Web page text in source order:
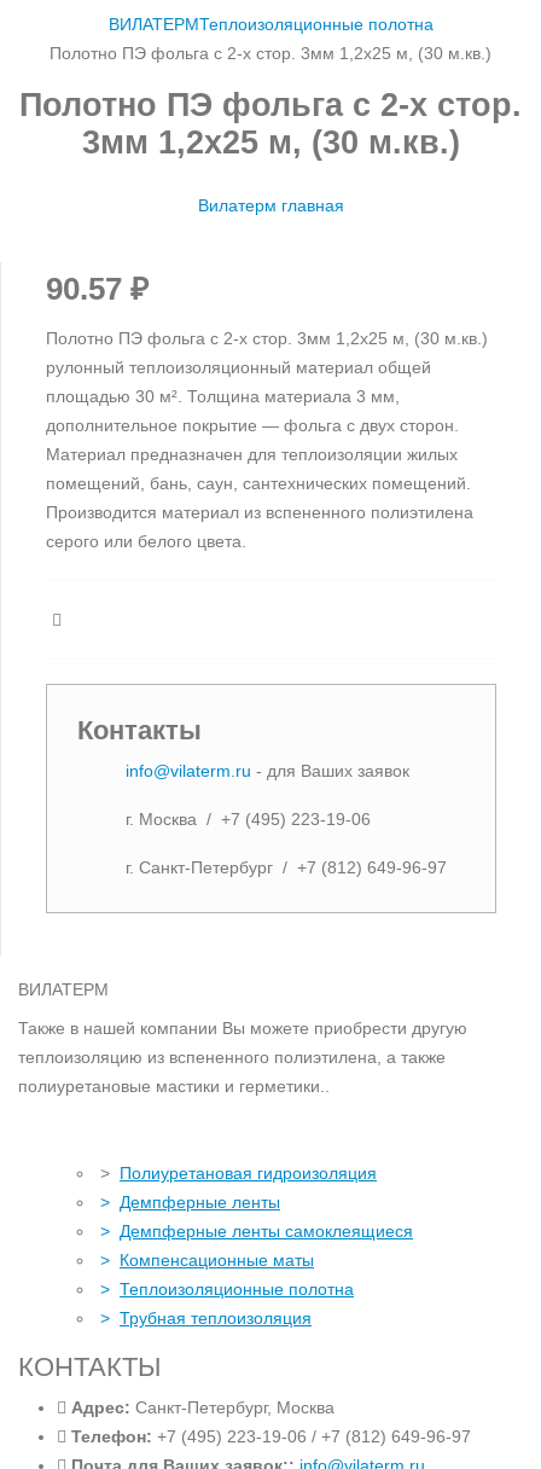
ВИЛАТЕРМТеплоизоляционные полотна
Полотно ПЭ фольга с 2-х стор. 3мм 1,2х25 м, (30 м.кв.)
Полотно ПЭ фольга с 2-х стор.
3мм 1,2х25 м, (30 м.кв.)
Вилатерм главная
90.57₽
Полотно ПЭ фольга с 2-х стор. 3мм 1,2х25 м, (30 м.кв.)
рулонный теплоизоляционный материал общей
площадью 30 м². Толщина материала 3 мм,
дополнительное покрытие — фольга с двух сторон.
Материал предназначен для теплоизоляции жилых
помещений, бань, саун, сантехнических помещений.
Производится материал из вспененного полиэтилена
серого или белого цвета.
Контакты
info@vilaterm.ru - для Ваших заявок
г. Москва / +7 (495) 223-19-06
г. Санкт-Петербург / +7 (812) 649-96-97
ВИЛАТЕРМ
Также в нашей компании Вы можете приобрести другую
теплоизоляцию из вспененного полиэтилена, а также
полиуретановые мастики и герметики..
> Полиуретановая гидроизоляция
> Демпферные ленты
> Демпферные ленты самоклеящиеся
> Компенсационные маты
> Теплоизоляционные полотна
> Трубная теплоизоляция
КОНТАКТЫ
Адрес: Санкт-Петербург, Москва
Телефон: +7 (495) 223-19-06 / +7 (812) 649-96-97
Почта для Ваших заявок:: info@vilaterm.ru